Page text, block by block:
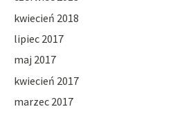
kwiecień 2018
lipiec 2017
maj 2017
kwiecień 2017
marzec 2017